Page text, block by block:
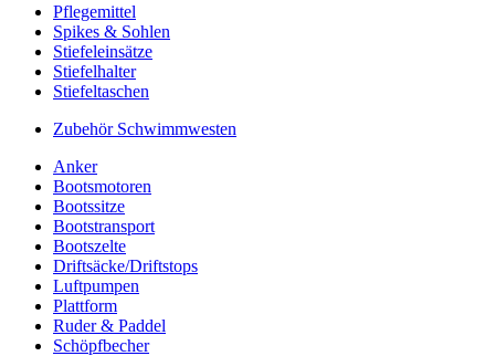
Pflegemittel
Spikes & Sohlen
Stiefeleinsätze
Stiefelhalter
Stiefeltaschen
Zubehör Schwimmwesten
Anker
Bootsmotoren
Bootssitze
Bootstransport
Bootszelte
Driftsäcke/Driftstops
Luftpumpen
Plattform
Ruder & Paddel
Schöpfbecher